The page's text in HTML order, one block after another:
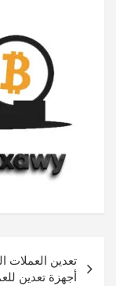
المقالات
تعدين العملات
أجهزة تعدين